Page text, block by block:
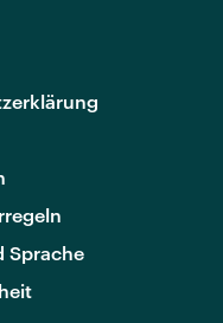
Sprache